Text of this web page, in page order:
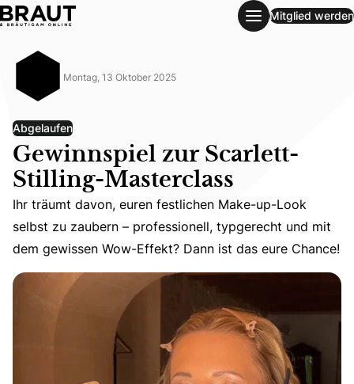
Gewinnspiel zur Scarlett-Stilling-Masterclass
Mitglied werden
Montag, 13 Oktober 2025
Abgelaufen
Gewinnspiel zur Scarlett-
Stilling-Masterclass
Ihr träumt davon, euren festlichen Make-up-Look
Ihr träumt davon, euren festlichen Make-up-Look
selbst zu zaubern – professionell, typgerecht und mit
dem gewissen Wow-Effekt? Dann ist das eure Chance!